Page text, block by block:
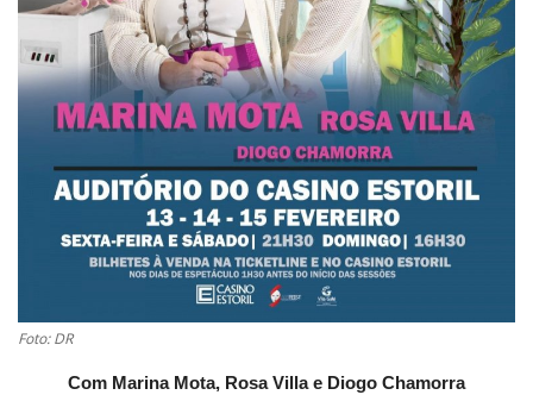
Lazer
Ambiente
Foto: DR
Com Marina Mota, Rosa Villa e Diogo Chamorra